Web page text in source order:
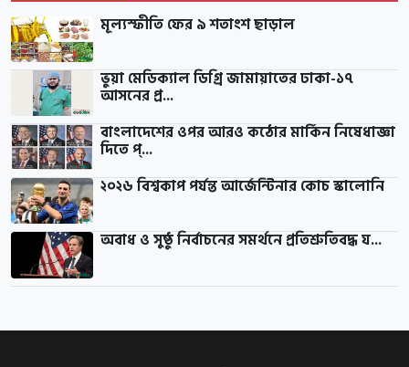
মূল্যস্ফীতি ফের ৯ শতাংশ ছাড়াল
ভুয়া মেডিক্যাল ডিগ্রি জামায়াতের ঢাকা-১৭
আসনের প্র...
বাংলাদেশের ওপর আরও কঠোর মার্কিন নিষেধাজ্ঞা
দিতে প্...
২০২৬ বিশ্বকাপ পর্যন্ত আর্জেন্টিনার কোচ স্কালোনি
অবাধ ও সুষ্ঠু নির্বাচনের সমর্থনে প্রতিশ্রুতিবদ্ধ য...